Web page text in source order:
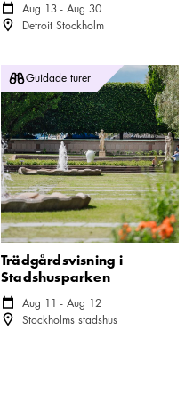
Kalender ikon
Aug 13 - Aug 30
Plats ikonDetroit Stockholm
Trädgårdsvisning i
Guidade turer
Trädgårdsvisning i
Stadshusparken
Kalender ikon
Aug 11 - Aug 12
Plats ikonStockholms stadshus